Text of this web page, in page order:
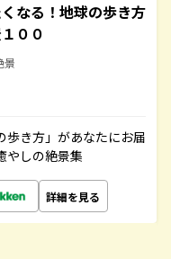
なる！地球の歩き方
００
景
歩き方」があなたにお届
やしの絶景集
詳細を見る